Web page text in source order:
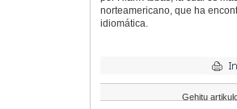
norteamericano, que ha
idiomática.
Gehitu